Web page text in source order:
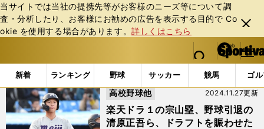
当サイトでは当社の提携先等がお客様のニーズ等について調
査・分析したり、お客様にお勧めの広告を表⽰する⽬的で Co
okie を使⽤する場合があります。詳しくはこちら
閉じ
る
web Sportiva (webスポルティーバ)
検索
マイペ
ー
ジ
メニュ
新着 ランキング 野球 サッカー 競馬 ゴ
b
ス
ポ
ル
テ
「#慶應義塾大」の最新ニュース・ 情報
楽天ドラ１の宗山塁、野球引退の
清原正吾ら、ドラフトを賑わせた
2024.11.27更新
高校野球他